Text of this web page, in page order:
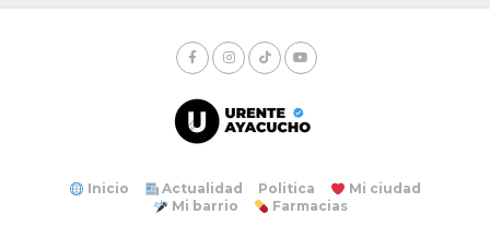
Inicio Actualidad Politica
Mi ciudad
Mi barrio
Farmacias